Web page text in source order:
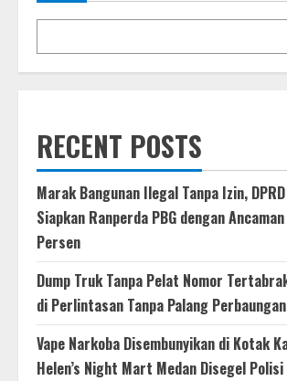
RECENT POSTS
Marak Bangunan Ilegal Tanpa Izin,
Siapkan Ranperda PBG dengan
Persen
Dump Truk Tanpa Pelat Nomor
di Perlintasan Tanpa Palang
Vape Narkoba Disembunyikan di Kotak
Helen’s Night Mart Medan Disegel Polisi